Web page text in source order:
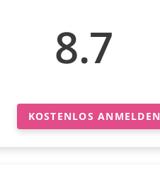
8.7
KOSTENLOS ANMELDEN